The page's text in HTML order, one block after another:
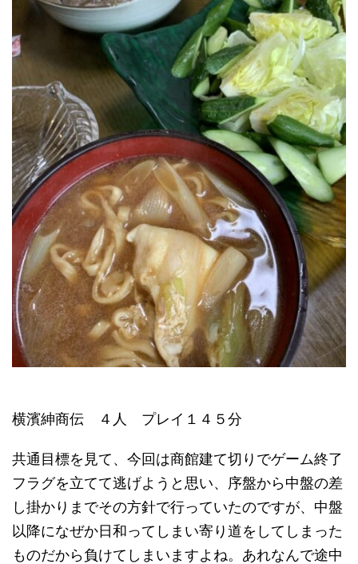
横濱紳商伝 ４人 プレイ１４５分
共通目標を見て、今回は商館建て切りでゲーム終了
フラグを立てて逃げようと思い、序盤から中盤の差
し掛かりまでその方針で行っていたのですが、中盤
以降になぜか日和ってしまい寄り道をしてしまった
ものだから負けてしまいますよね。あれなんで途中